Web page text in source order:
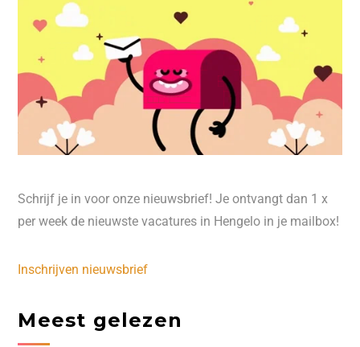
Schrijf je in voor onze nieuwsbrief! Je ontvangt dan 1 x
per week de nieuwste vacatures in Hengelo in je mailbox!
Inschrijven nieuwsbrief
Meest gelezen